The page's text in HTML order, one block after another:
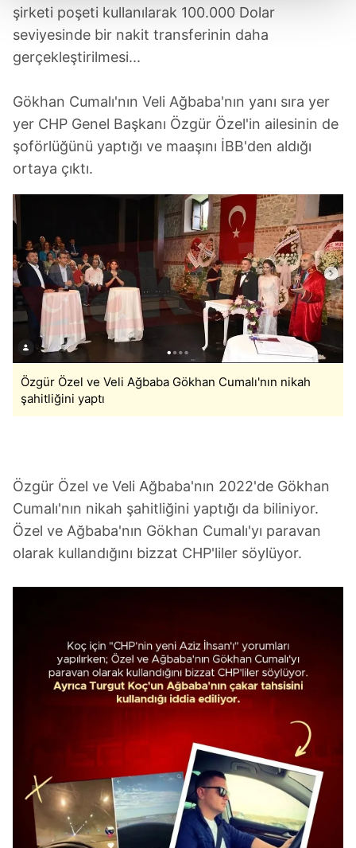
Her halükârda, kullanıcılar, bu çerezlere izin vermedikleri
takdirde, kullanıcılara hedefli reklamlar
gösterilmeyecektir."
Sizlere daha iyi bir hizmet sunabilmek için İnternet
Sitemizde kendimize ve üçüncü kişilere ait çerezler
kullanılmaktadır. Bu çerezler vasıtasıyla çeşitli kişisel
verileriniz işlenmekte olup gerekli olan çerezler bilgi
toplumu hizmetlerinin sunulması amacıyla
kullanılmaktadır. Diğer çerezler, sitemizin daha işlevsel
kılınması ve kişiselleştirilmesi ve sizlere yönelik
reklam/pazarlama faaliyetlerinin yapılması, amaçlarıyla
sınırlı olarak açık rızanız dahilinde kullanılacaktır.
Çerezlere ilişkin tercihlerinizi aşağıda yer alan panel
vasıtasıyla belirleyebilirsiniz. Çerezlere ilişkin detaylı bilgi
için Ayarlar butonuna tıklayabilir,
Çerez Bilgilendirme
Metnimiziziyaret edebilirsiniz.
6698 sayılı Kişisel Verilerin Korunması Kanunu uyarınca
hazırlanmış Aydınlatma Metnimizi okumak ve sitemizde
şirketi poşeti kullanılarak 100.000 Dolar
seviyesinde bir nakit transferinin daha
gerçekleştirilmesi...
Gökhan Cumalı'nın Veli Ağbaba'nın yanı sıra yer
yer CHP Genel Başkanı Özgür Özel'in ailesinin de
şoförlüğünü yaptığı ve maaşını İBB'den aldığı
ortaya çıktı.
Özgür Özel ve Veli Ağbaba Gökhan Cumalı'nın nikah
şahitliğini yaptı
Özgür Özel ve Veli Ağbaba'nın 2022'de Gökhan
Cumalı'nın nikah şahitliğini yaptığı da biliniyor.
Özel ve Ağbaba'nın Gökhan Cumalı'yı paravan
olarak kullandığını bizzat CHP'liler söylüyor.